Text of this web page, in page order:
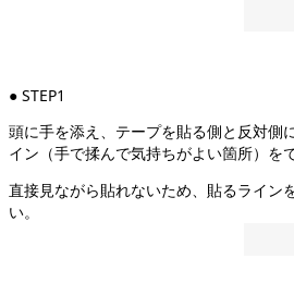
● STEP1
頭に手を添え、テープを貼る側と反対側
イン（手で揉んで気持ちがよい箇所）を
直接見ながら貼れないため、貼るライン
い。